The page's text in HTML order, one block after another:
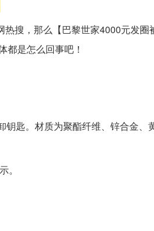
搜，那么【巴黎世家4000元发圈
都是怎么回事吧！
匙。材质为聚酯纤维、锌合金、
。